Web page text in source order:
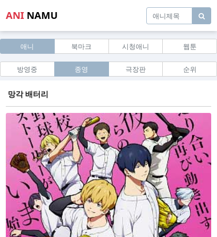
ANI NAMU
애니 북마크 시청애니 웹툰
방영중 종영 극장판 순위
망각 배터리